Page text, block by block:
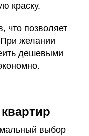
краску.
что позволяет
При желании
дешевыми
выбор